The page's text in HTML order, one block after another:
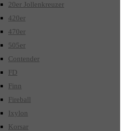
20er Jollenkreuzer
420er
470er
505er
Contender
FD
Finn
Fireball
Ixylon
Korsar